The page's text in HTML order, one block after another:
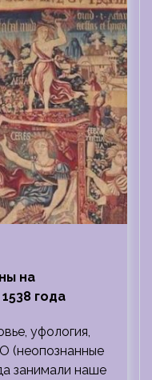
на
года
уфология,
(неопознанные
занимали наше